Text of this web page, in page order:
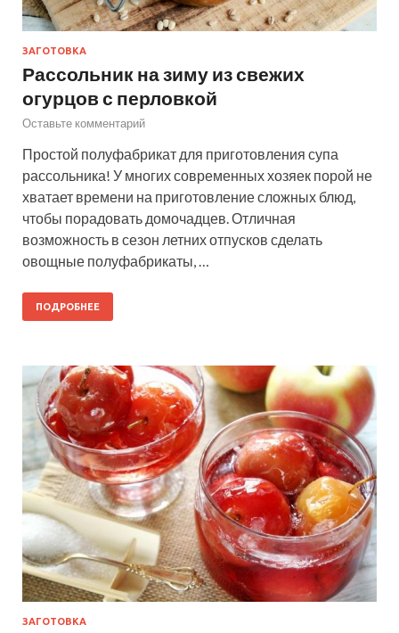
ЗАГОТОВКА
Рассольник на зиму из свежих
огурцов с перловкой
Оставьте комментарий
Простой полуфабрикат для приготовления супа
рассольника! У многих современных хозяек порой не
хватает времени на приготовление сложных блюд,
чтобы порадовать домочадцев. Отличная
возможность в сезон летних отпусков сделать
овощные полуфабрикаты, …
ПОДРОБНЕЕ
ЗАГОТОВКА